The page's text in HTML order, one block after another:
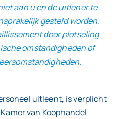
aan u en de uitlener te
gesteld worden.
door plotseling
omstandigheden of
uitleent, is verplicht
van Koophandel